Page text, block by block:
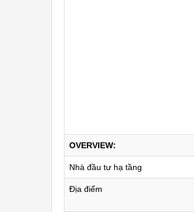
OVERVIEW:
Nhà đầu tư hạ tầng
Địa điểm